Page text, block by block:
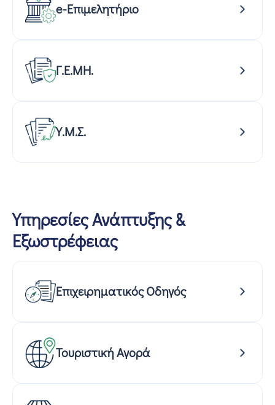
e-Επιμελητήριο
Γ.Ε.ΜΗ.
Υ.Μ.Σ.
Υπηρεσίες Ανάπτυξης &
Εξωστρέφειας
Επιχειρηματικός Οδηγός
Τουριστική Αγορά